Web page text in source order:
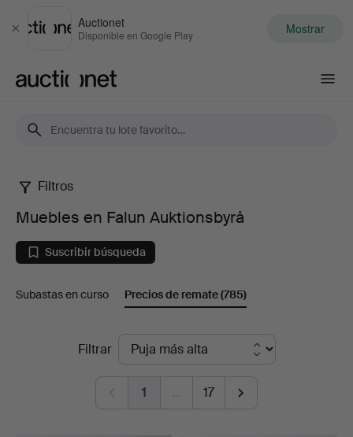
Cerrar
Auctionet
Disponible en Google Play Mostrar
Muebles
en
Falun
Auktionsbyrå
Filtros
Muebles en Falun Auktionsbyrå
Suscribir búsqueda
Subastas en curso Precios de remate(785)
Filtrar
1 … 17